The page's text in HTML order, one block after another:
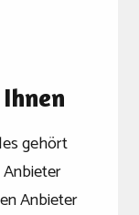
gehört
Anbieter